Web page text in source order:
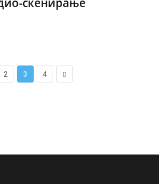
2 3 4